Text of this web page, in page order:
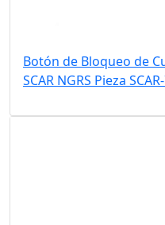
Botón de Bloqueo de
SCAR NGRS Pieza